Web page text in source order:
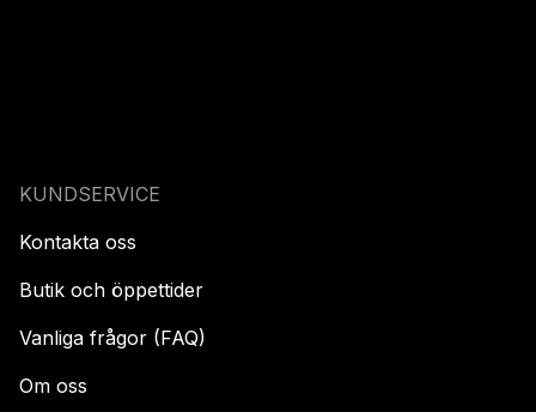
KUNDSERVICE
Kontakta oss
Butik och öppettider
Vanliga frågor (FAQ)
Om oss